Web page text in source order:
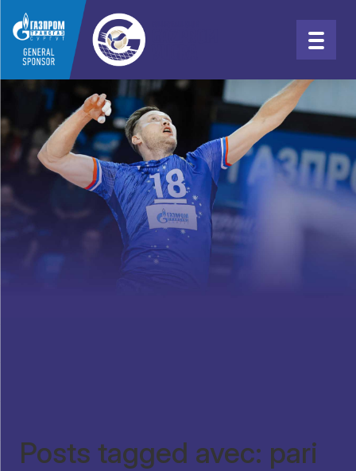
Posts tagged avec: pari